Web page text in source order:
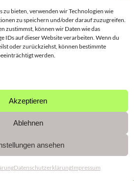
zu bieten, verwenden wir Technologien wie
zu speichern und/oder darauf zuzugreifen.
zustimmst, können wir Daten wie das
IDs auf dieser Website verarbeiten. Wenn du
oder zurückziehst, können bestimmte
werden.
Akzeptieren
Ablehnen
ansehen
DatenschutzerklärungImpressum